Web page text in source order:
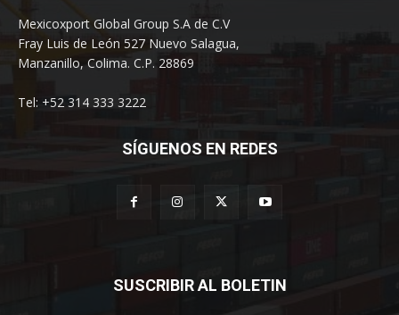
Mexicoxport Global Group S.A de C.V
Fray Luis de León 527 Nuevo Salagua,
Manzanillo, Colima. C.P. 28869
Tel: +52 314 333 3222
SÍGUENOS EN REDES
SUSCRIBIR AL BOLETIN